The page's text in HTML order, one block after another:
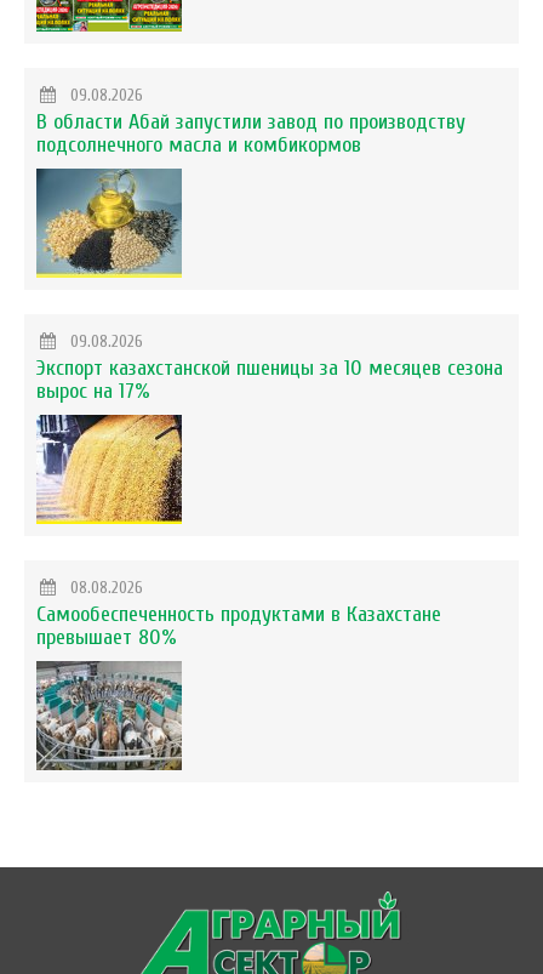
09.08.2026
В области Абай запустили завод по производству
подсолнечного масла и комбикормов
09.08.2026
Экспорт казахстанской пшеницы за 10 месяцев сезона
вырос на 17%
08.08.2026
Самообеспеченность продуктами в Казахстане
превышает 80%